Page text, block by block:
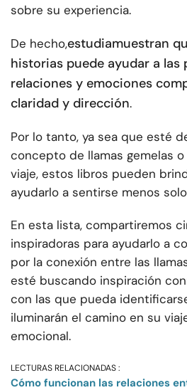
sobre su experiencia.
De hecho,estudiamuestran
historias puede ayudar a las
relaciones y emociones
claridad y dirección.
Por lo tanto, ya sea que esté
concepto de llamas gemelas
viaje, estos libros pueden
ayudarlo a sentirse menos
En esta lista, compartiremos
inspiradoras para ayudarlo a
por la conexión entre las
esté buscando inspiración
con las que pueda
iluminarán el camino en su
emocional.
LECTURAS RELACIONADAS :
Cómo funcionan las relaciones